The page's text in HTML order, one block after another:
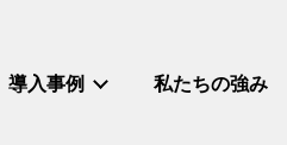
導入事例 私たちの強み